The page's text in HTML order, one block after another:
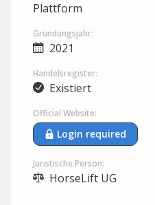
Plattform
Gründungsjahr:
2021
Handelsregister:
Existiert
Official Website:
Login required
Juristische Person:
HorseLift UG